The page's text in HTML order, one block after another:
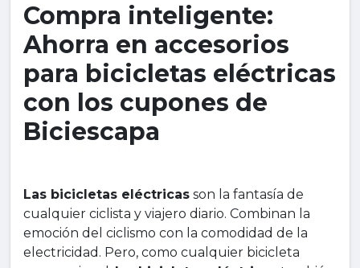
Compra inteligente:
Ahorra en accesorios
para bicicletas eléctricas
con los cupones de
Biciescapa
Las bicicletas eléctricas son la fantasía de
cualquier ciclista y viajero diario. Combinan la
emoción del ciclismo con la comodidad de la
electricidad. Pero, como cualquier bicicleta